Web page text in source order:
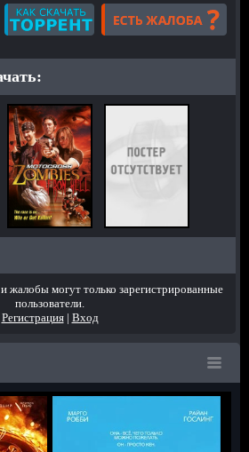
жалобы могут только зарегистрированные
пользователи.
Регистрация| Вход